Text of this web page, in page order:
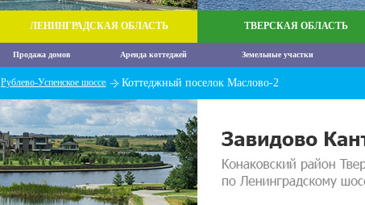
ЛЕНИНГРАДСКАЯ ОБЛАСТЬ ТВЕРСКАЯ ОБЛАСТЬ
Продажа домов Аренда коттеджей Земельные участки
Рублево-Успенское шоссе Коттеджный поселок Маслово-2